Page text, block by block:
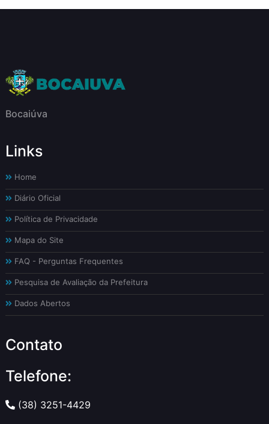
Bocaiúva
Links
Home
Diário Oficial
Política de Privacidade
Mapa do Site
FAQ - Perguntas Frequentes
Pesquisa de Avaliação da Prefeitura
Dados Abertos
Contato
Telefone:
(38) 3251-4429